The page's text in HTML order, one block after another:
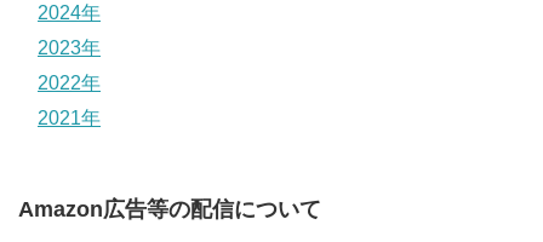
2024年
2023年
2022年
2021年
Amazon広告等の配信について